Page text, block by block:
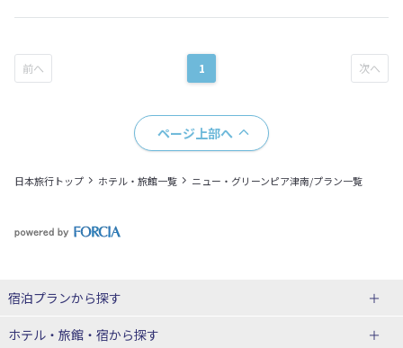
1
ページ上部へ
日本旅行トップ ホテル・旅館一覧 ニュー・グリーンピア津南/プラン一覧
宿泊プランから探す
北海道
ホテル・旅館・宿から探す